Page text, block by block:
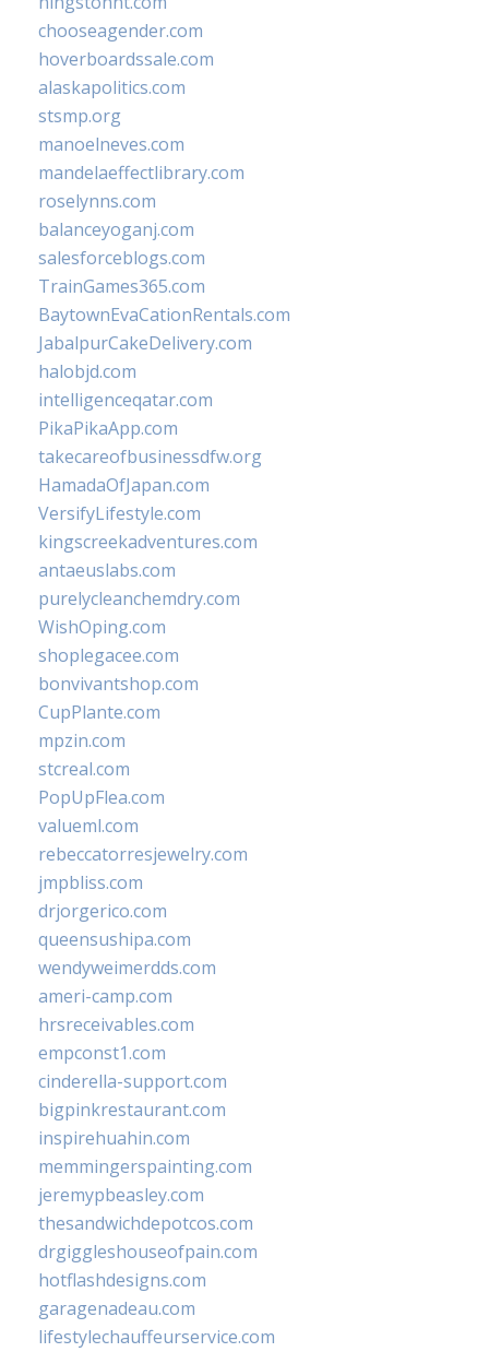
chooseagender.com
hoverboardssale.com
alaskapolitics.com
stsmp.org
manoelneves.com
mandelaeffectlibrary.com
roselynns.com
balanceyoganj.com
salesforceblogs.com
TrainGames365.com
BaytownEvaCationRentals.com
JabalpurCakeDelivery.com
halobjd.com
intelligenceqatar.com
PikaPikaApp.com
takecareofbusinessdfw.org
HamadaOfJapan.com
VersifyLifestyle.com
kingscreekadventures.com
antaeuslabs.com
purelycleanchemdry.com
WishOping.com
shoplegacee.com
bonvivantshop.com
CupPlante.com
mpzin.com
stcreal.com
PopUpFlea.com
valueml.com
rebeccatorresjewelry.com
jmpbliss.com
drjorgerico.com
queensushipa.com
wendyweimerdds.com
ameri-camp.com
hrsreceivables.com
empconst1.com
cinderella-support.com
bigpinkrestaurant.com
inspirehuahin.com
memmingerspainting.com
jeremypbeasley.com
thesandwichdepotcos.com
drgiggleshouseofpain.com
hotflashdesigns.com
garagenadeau.com
lifestylechauffeurservice.com